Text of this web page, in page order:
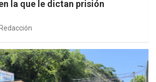
la que le dictan prisión
Redacción